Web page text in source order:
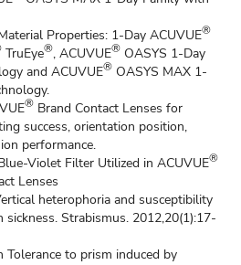
Properties: 1-Day ACUVUE®
TruEye®, ACUVUE® OASYS 1-Day
and ACUVUE® OASYS MAX 1-
® Brand Contact Lenses for
success, orientation position,
performance.
Violet Filter Utilized in ACUVUE®
Lenses
heterophoria and susceptibility
Strabismus. 2012,20(1):17-
Tolerance to prism induced by